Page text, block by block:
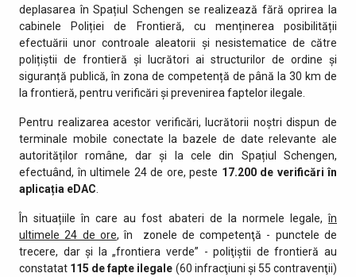
deplasarea în Spațiul Schengen se realizează fără oprirea la
cabinele Poliției de Frontieră, cu menținerea posibilității
efectuării unor controale aleatorii și nesistematice de către
polițiștii de frontieră și lucrători ai structurilor de ordine și
siguranță publică, în zona de competență de până la 30 km de
la frontieră, pentru verificări și prevenirea faptelor ilegale.
Pentru realizarea acestor verificări, lucrătorii noștri dispun de
terminale mobile conectate la bazele de date relevante ale
autorităților române, dar și la cele din Spațiul Schengen,
efectuând, în ultimele 24 de ore, peste 17.200 de verificări în
aplicația eDAC
În situațiile în care au fost abateri de la normele legale,în
ultimele 24 de ore, în zonele de competenţă - punctele de
trecere, dar şi la „frontiera verde” - poliţiştii de frontieră au
constatat 115 de fapte ilegale (60 infracţiuni şi 55 contravenţii)